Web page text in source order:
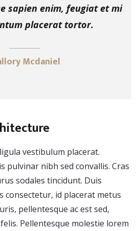
sapien enim, feugiat et mi
placerat tortor.
Mcdaniel
vestibulum placerat.
pulvinar nibh sed convallis. Cras
sodales tincidunt. Duis
consectetur, id placerat metus
pellentesque ac est sed,
Pellentesque molestie lorem